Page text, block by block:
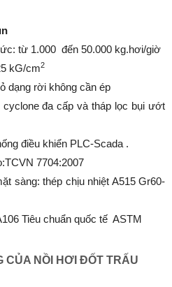
từ 1.000 đến 50.000 kg.hơi/giờ
kG/cm2
dạng rời không cần ép
cyclone đa cấp và tháp lọc bụi ướt
điều khiển PLC-Scada .
7704:2007
sàng: thép chịu nhiệt A515 Gr60-
Tiêu chuẩn quốc tế ASTM
CỦA NỒI HƠI ĐỐT TRẤU